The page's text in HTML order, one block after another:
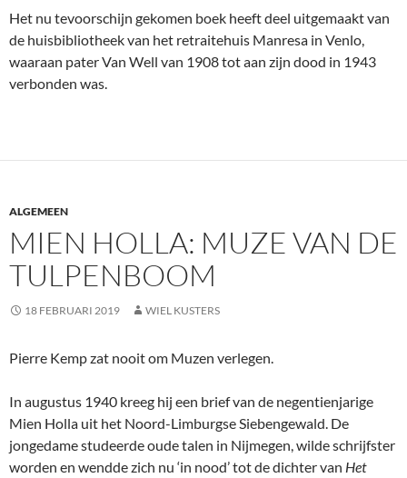
Het nu tevoorschijn gekomen boek heeft deel uitgemaakt van
de huisbibliotheek van het retraitehuis Manresa in Venlo,
waaraan pater Van Well van 1908 tot aan zijn dood in 1943
verbonden was.
ALGEMEEN
MIEN HOLLA: MUZE VAN DE
TULPENBOOM
18 FEBRUARI 2019 WIEL KUSTERS
Pierre Kemp zat nooit om Muzen verlegen.
In augustus 1940 kreeg hij een brief van de negentienjarige
Mien Holla uit het Noord-Limburgse Siebengewald. De
jongedame studeerde oude talen in Nijmegen, wilde schrijfster
worden en wendde zich nu ‘in nood’ tot de dichter van Het